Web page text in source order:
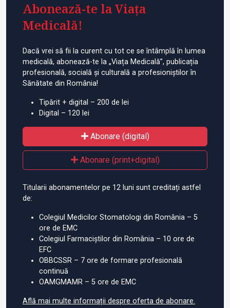
Abonează-te la Viața
Medicală!
Dacă vrei să fii la curent cu tot ce se întâmplă în lumea
medicală, abonează-te la „Viața Medicală”, publicația
profesională, socială și culturală a profesioniștilor în
Sănătate din România!
Tipărit + digital – 200 de lei
Digital – 120 lei
Abonare (digital)
Abonare (print+digital)
Titularii abonamentelor pe 12 luni sunt creditați astfel
de:
Colegiul Medicilor Stomatologi din România – 5
ore de EMC
Colegiul Farmaciștilor din România – 10 ore de
EFC
OBBCSSR – 7 ore de formare profesională
continuă
OAMGMAMR – 5 ore de EMC
Află mai multe informații despre oferta de abonare.